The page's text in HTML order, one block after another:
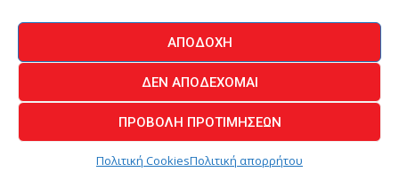
ΑΠΟΔΟΧΉ
ΔΕΝ ΑΠΟΔΈΧΟΜΑΙ
ΠΡΟΒΟΛΉ ΠΡΟΤΙΜΉΣΕΩΝ
Πολιτική CookiesΠολιτική απορρήτου
ΕΠΙΚΟΙΝΩΝΙΑ
© 2026 - All Rights Reserved -Πολιτική Απορρήτου
Powered byBYTE A COOKIE